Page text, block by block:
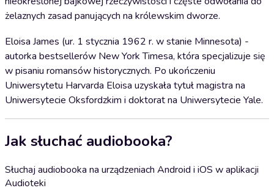
żelaznych zasad panujących na królewskim dworze.
Eloisa James (ur. 1 stycznia 1962 r. w stanie Minnesota) -
autorka bestsellerów New York Timesa, która specjalizuje się
w pisaniu romansów historycznych. Po ukończeniu
Uniwersytetu Harvarda Eloisa uzyskała tytuł magistra na
Uniwersytecie Oksfordzkim i doktorat na Uniwersytecie Yale.
Jak słuchać audiobooka?
Słuchaj audiobooka na urządzeniach Android i iOS w aplikacji
Audioteki